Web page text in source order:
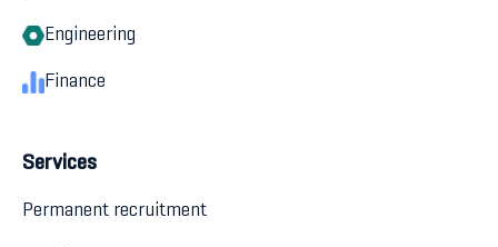
Engineering
Finance
Services
Permanent recruitment